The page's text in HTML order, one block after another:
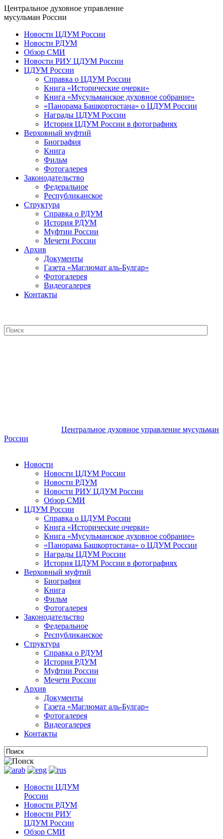
Центральное духовное управление
мусульман России
Новости ЦДУМ России
Новости РДУМ
Обзор СМИ
Новости РИУ ЦДУМ России
ЦДУМ России
Справка о ЦДУМ России
Книга «Исторические очерки»
Книга «Мусульманское духовное собрание»
«Панорама Башкортостана» о ЦДУМ России
Награды ЦДУМ России
История ЦДУМ России в фотографиях
Верховный муфтий
Биография
Книга
Фильм
Фотогалерея
Законодательство
Федеральное
Республиканское
Структура
Справка о РДУМ
История РДУМ
Муфтии России
Мечети России
Архив
Документы
Газета «Маглюмат аль-Булгар»
Фотогалерея
Видеогалерея
Контакты
Центральное духовное управление мусульман
России
Новости
Новости ЦДУМ России
Новости РДУМ
Новости РИУ ЦДУМ России
Обзор СМИ
ЦДУМ России
Справка о ЦДУМ России
Книга «Исторические очерки»
Книга «Мусульманское духовное собрание»
«Панорама Башкортостана» о ЦДУМ России
Награды ЦДУМ России
История ЦДУМ России в фотографиях
Верховный муфтий
Биография
Книга
Фильм
Фотогалерея
Законодательство
Федеральное
Республиканское
Структура
Справка о РДУМ
История РДУМ
Муфтии России
Мечети России
Архив
Документы
Газета «Маглюмат аль-Булгар»
Фотогалерея
Видеогалерея
Контакты
Новости ЦДУМ
России
Новости РДУМ
Новости РИУ
ЦДУМ России
Обзор СМИ